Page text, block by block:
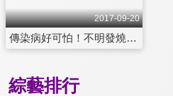
2017-09-20
傳染病好可怕！不明發燒一定要小心！ 第111集
綜藝排行